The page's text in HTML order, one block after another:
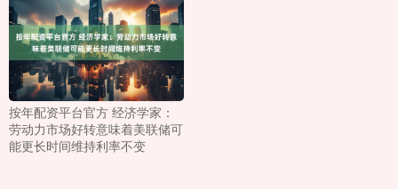
按年配资平台官方 经济学家：
劳动力市场好转意味着美联储可
能更长时间维持利率不变